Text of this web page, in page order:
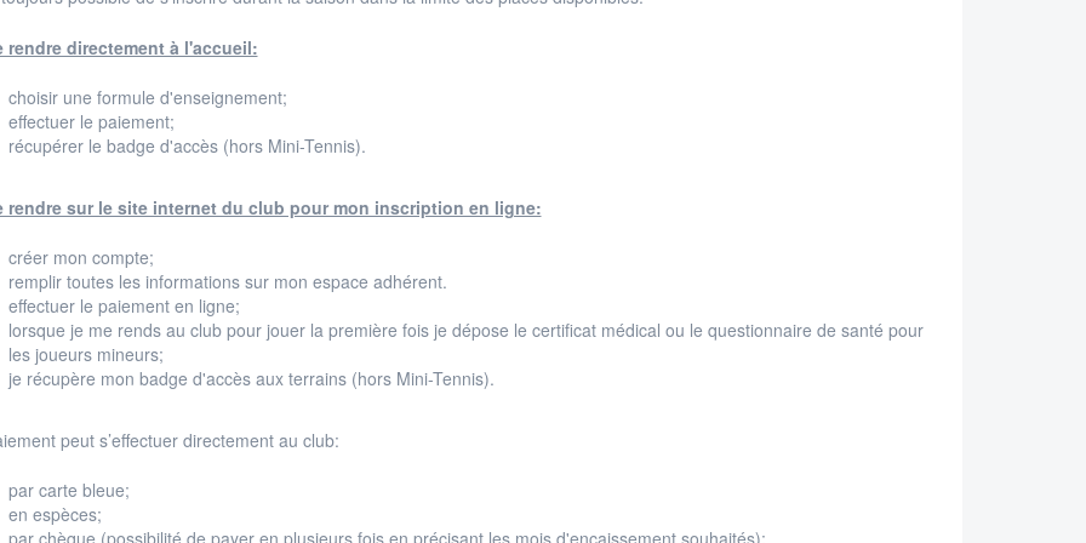
rendre directement à l'accueil:
choisir une formule d'enseignement;
effectuer le paiement;
récupérer le badge d'accès (hors Mini-Tennis).
rendre sur le site internet du club pour mon inscription en ligne:
créer mon compte;
remplir toutes les informations sur mon espace adhérent.
effectuer le paiement en ligne;
lorsque je me rends au club pour jouer la première fois je dépose le certificat médical ou le questionnaire de santé pour
les joueurs mineurs;
je récupère mon badge d'accès aux terrains (hors Mini-Tennis).
peut s’effectuer directement au club:
par carte bleue;
en espèces;
par chèque (possibilité de payer en plusieurs fois en précisant les mois d'encaissement souhaités);